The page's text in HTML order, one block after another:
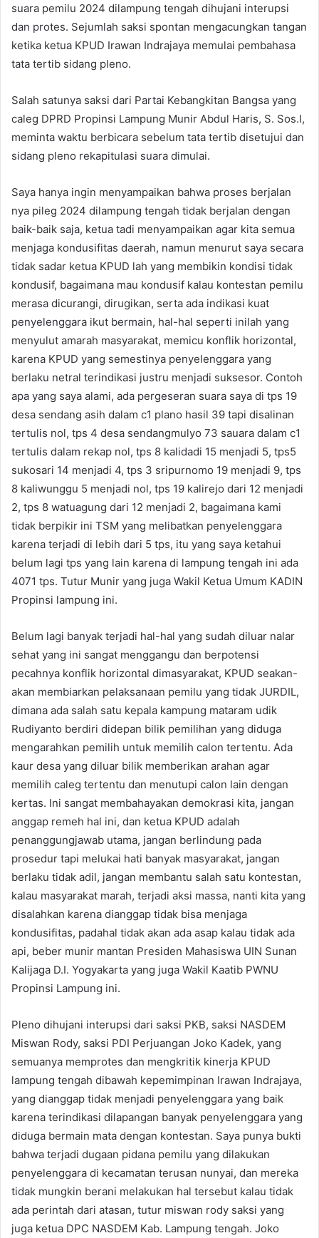
suara pemilu 2024 dilampung tengah dihujani interupsi
dan protes. Sejumlah saksi spontan mengacungkan tangan
ketika ketua KPUD Irawan Indrajaya memulai pembahasa
tata tertib sidang pleno.
Salah satunya saksi dari Partai Kebangkitan Bangsa yang
caleg DPRD Propinsi Lampung Munir Abdul Haris, S. Sos.I,
meminta waktu berbicara sebelum tata tertib disetujui dan
sidang pleno rekapitulasi suara dimulai.
Saya hanya ingin menyampaikan bahwa proses berjalan
nya pileg 2024 dilampung tengah tidak berjalan dengan
baik-baik saja, ketua tadi menyampaikan agar kita semua
menjaga kondusifitas daerah, namun menurut saya secara
tidak sadar ketua KPUD lah yang membikin kondisi tidak
kondusif, bagaimana mau kondusif kalau kontestan pemilu
merasa dicurangi, dirugikan, serta ada indikasi kuat
penyelenggara ikut bermain, hal-hal seperti inilah yang
menyulut amarah masyarakat, memicu konflik horizontal,
karena KPUD yang semestinya penyelenggara yang
berlaku netral terindikasi justru menjadi suksesor. Contoh
apa yang saya alami, ada pergeseran suara saya di tps 19
desa sendang asih dalam c1 plano hasil 39 tapi disalinan
tertulis nol, tps 4 desa sendangmulyo 73 sauara dalam c1
tertulis dalam rekap nol, tps 8 kalidadi 15 menjadi 5, tps5
sukosari 14 menjadi 4, tps 3 sripurnomo 19 menjadi 9, tps
8 kaliwunggu 5 menjadi nol, tps 19 kalirejo dari 12 menjadi
2, tps 8 watuagung dari 12 menjadi 2, bagaimana kami
tidak berpikir ini TSM yang melibatkan penyelenggara
karena terjadi di lebih dari 5 tps, itu yang saya ketahui
belum lagi tps yang lain karena di lampung tengah ini ada
4071 tps. Tutur Munir yang juga Wakil Ketua Umum KADIN
Propinsi lampung ini.
Belum lagi banyak terjadi hal-hal yang sudah diluar nalar
sehat yang ini sangat menggangu dan berpotensi
pecahnya konflik horizontal dimasyarakat, KPUD seakan-
akan membiarkan pelaksanaan pemilu yang tidak JURDIL,
dimana ada salah satu kepala kampung mataram udik
Rudiyanto berdiri didepan bilik pemilihan yang diduga
mengarahkan pemilih untuk memilih calon tertentu. Ada
kaur desa yang diluar bilik memberikan arahan agar
memilih caleg tertentu dan menutupi calon lain dengan
kertas. Ini sangat membahayakan demokrasi kita, jangan
anggap remeh hal ini, dan ketua KPUD adalah
penanggungjawab utama, jangan berlindung pada
prosedur tapi melukai hati banyak masyarakat, jangan
berlaku tidak adil, jangan membantu salah satu kontestan,
kalau masyarakat marah, terjadi aksi massa, nanti kita yang
disalahkan karena dianggap tidak bisa menjaga
kondusifitas, padahal tidak akan ada asap kalau tidak ada
api, beber munir mantan Presiden Mahasiswa UIN Sunan
Kalijaga D.I. Yogyakarta yang juga Wakil Kaatib PWNU
Propinsi Lampung ini.
Pleno dihujani interupsi dari saksi PKB, saksi NASDEM
Miswan Rody, saksi PDI Perjuangan Joko Kadek, yang
semuanya memprotes dan mengkritik kinerja KPUD
lampung tengah dibawah kepemimpinan Irawan Indrajaya,
yang dianggap tidak menjadi penyelenggara yang baik
karena terindikasi dilapangan banyak penyelenggara yang
diduga bermain mata dengan kontestan. Saya punya bukti
bahwa terjadi dugaan pidana pemilu yang dilakukan
penyelenggara di kecamatan terusan nunyai, dan mereka
tidak mungkin berani melakukan hal tersebut kalau tidak
ada perintah dari atasan, tutur miswan rody saksi yang
juga ketua DPC NASDEM Kab. Lampung tengah. Joko